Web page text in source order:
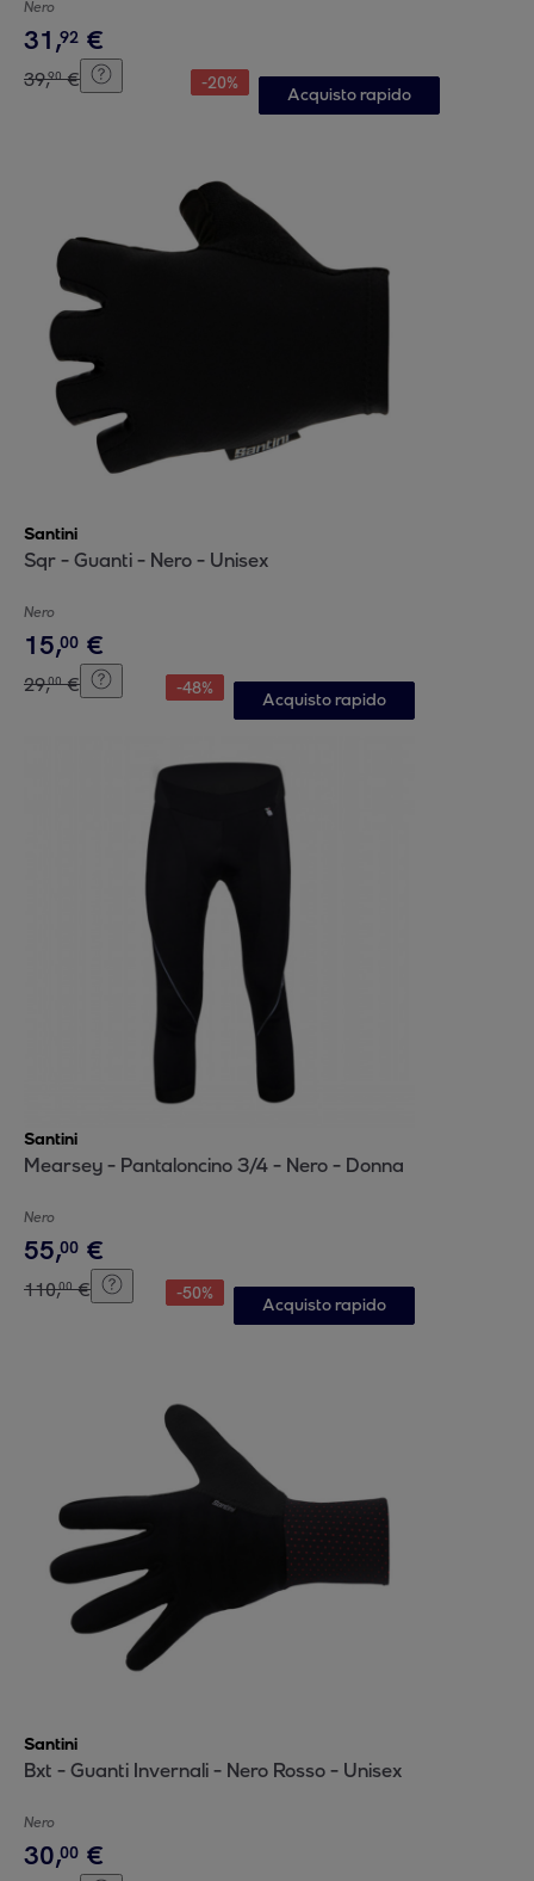
Nero
31,92 €
39,90 € -20%
Acquisto rapido
Santini
Sqr - Guanti - Nero - Unisex
Nero
15,00 €
29,00 € -48%
Acquisto rapido
Santini
Mearsey - Pantaloncino 3/4 - Nero - Donna
Nero
55,00 €
110,00 € -50%
Acquisto rapido
Santini
Bxt - Guanti Invernali - Nero Rosso - Unisex
Nero
30,00 €